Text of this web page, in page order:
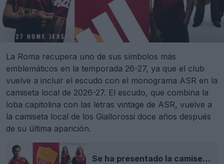
La Roma recupera uno de sus símbolos más
emblemáticos en la temporada 26-27, ya que el club
vuelve a incluir el escudo con el monograma ASR en la
camiseta local de 2026-27. El escudo, que combina la
loba capitolina con las letras vintage de ASR, vuelve a
la camiseta local de los Giallorossi doce años después
de su última aparición.
Se ha presentado la camiseta local de la AS Roma para la temporada 2026-2027